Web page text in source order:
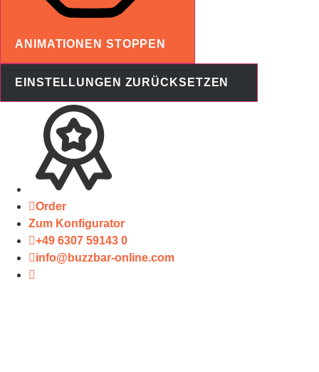
ANIMATIONEN STOPPEN
EINSTELLUNGEN ZURÜCKSETZEN
Order
Zum Konfigurator
+49 6307 59143 0
info@buzzbar-online.com